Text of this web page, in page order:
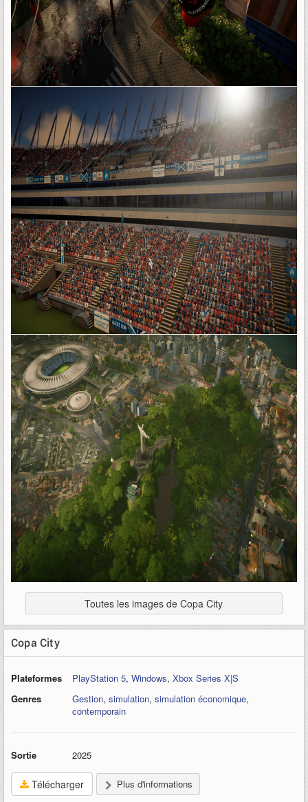
Toutes les images de Copa City
Copa City
Plateformes PlayStation 5, Windows, Xbox Series X|S
Genres
Gestion, simulation, simulation économique,
contemporain
Sortie 2025
Télécharger Plus d'informations